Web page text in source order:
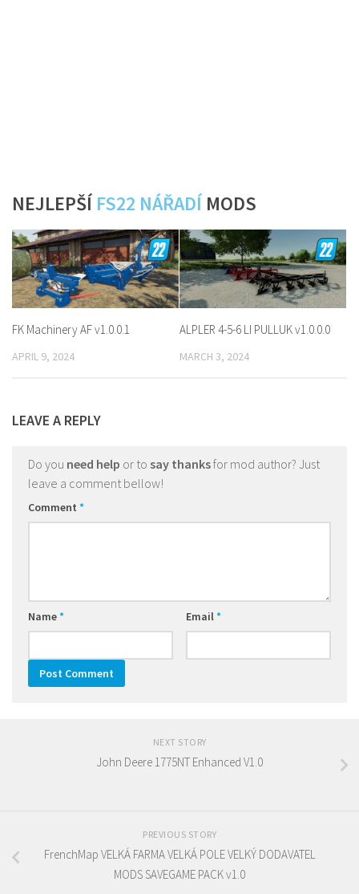
NEJLEPŠÍ FS22 NÁŘADÍ MODS
FK Machinery AF v1.0.0.1
APRIL 9, 2024
ALPLER 4-5-6 LI PULLUK v1.0.0.0
MARCH 3, 2024
LEAVE A REPLY
Do you need help or to say thanksfor mod author? Just
leave a comment bellow!
Comment *
Name* Email*
NEXT STORY
John Deere 1775NT Enhanced V1.0
PREVIOUS STORY
FrenchMap VELKÁ FARMA VELKÁ POLE VELKÝ DODAVATEL
MODS SAVEGAME PACK v1.0